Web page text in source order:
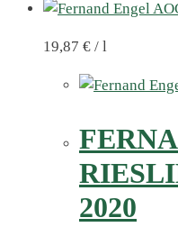
19,87 € / l
2020